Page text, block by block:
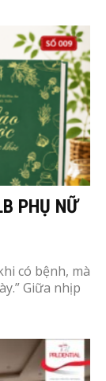
PHỤ NỮ
có bệnh, mà
Giữa nhịp